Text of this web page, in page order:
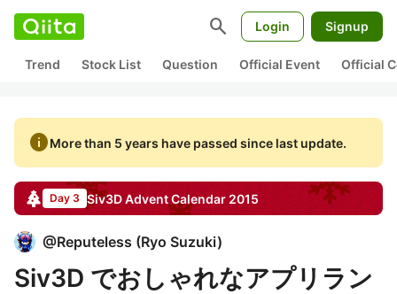
search Login Signup
Trend Stock List Question Official Event Official
infoMore than 5 years have passed since last update.
Day 3 Siv3DAdvent Calendar 2015
@Reputeless (Ryo Suzuki)
Siv3D でおしゃれなアプリラン